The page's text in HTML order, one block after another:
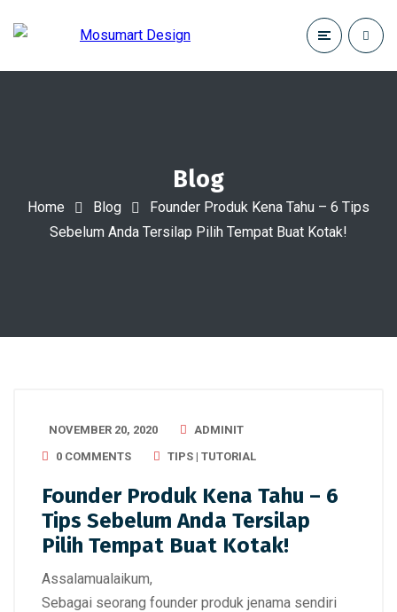
Blog
Home Blog
Founder Produk Kena Tahu – 6 Tips
Sebelum Anda Tersilap Pilih Tempat Buat Kotak!
NOVEMBER 20, 2020
ADMINIT
0 COMMENTS
TIPS | TUTORIAL
Founder Produk Kena Tahu – 6
Tips Sebelum Anda Tersilap
Pilih Tempat Buat Kotak!
Assalamualaikum,
Sebagai seorang founder produk jenama sendiri